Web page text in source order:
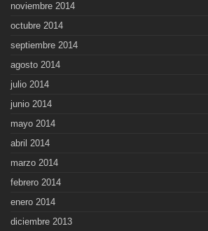
noviembre 2014
octubre 2014
septiembre 2014
agosto 2014
julio 2014
junio 2014
mayo 2014
abril 2014
marzo 2014
febrero 2014
enero 2014
diciembre 2013